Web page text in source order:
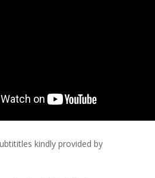
kindly provided by